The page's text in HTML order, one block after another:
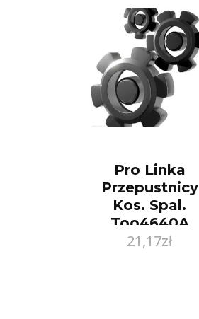
Pro Linka
Przepustnicy
Kos. Spal.
Too4640A
Too4641A
21,17zł